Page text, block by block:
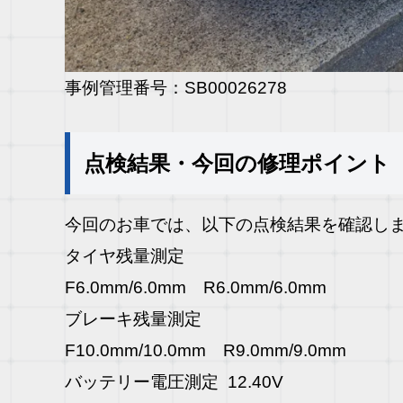
事例管理番号：SB00026278
点検結果・今回の修理ポイント
今回のお車では、以下の点検結果を確認し
タイヤ残量測定
F6.0mm/6.0mm R6.0mm/6.0mm
ブレーキ残量測定
F10.0mm/10.0mm R9.0mm/9.0mm
バッテリー電圧測定 12.40V